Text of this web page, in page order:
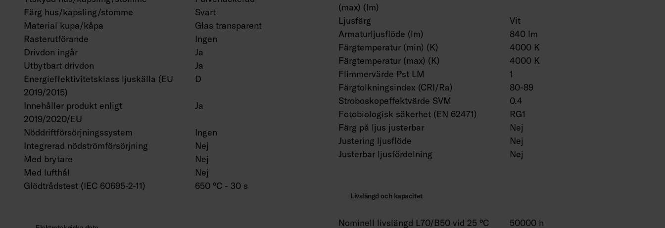
Färg hus/kapsling/stomme
Svart
Material kupa/kåpa
Glas transparent
Rasterutförande
Ingen
Drivdon ingår
Ja
Utbytbart drivdon
Ja
Energieffektivitetsklass ljuskälla (EU
2019/2015)
D
Innehåller produkt enligt
2019/2020/EU
Ja
Nöddriftförsörjningssystem
Ingen
Integrerad nödströmförsörjning
Nej
Med brytare
Nej
Med lufthål
Nej
Glödtrådstest (IEC 60695-2-11)
650 °C - 30 s
(max) (lm)
Ljusfärg
Vit
Armaturljusflöde (lm)
840 lm
Färgtemperatur (min) (K)
4000 K
Färgtemperatur (max) (K)
4000 K
Flimmervärde Pst LM
1
Färgtolkningsindex (CRI/Ra)
80-89
Stroboskopeffektvärde SVM
0.4
Fotobiologisk säkerhet (EN 62471)
RG1
Färg på ljus justerbar
Nej
Justering ljusflöde
Nej
Justerbar ljusfördelning
Nej
Livslängd och kapacitet
Nominell livslängd L70/B50 vid 25 °C
50000 h